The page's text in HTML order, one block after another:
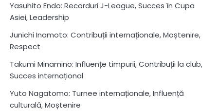
Yasuhito Endo: Recorduri J-League, Succes în Cupa
Asiei, Leadership
Junichi Inamoto: Contribuții internaționale, Moștenire,
Respect
Takumi Minamino: Influențe timpurii, Contribuții la club,
Succes internațional
Yuto Nagatomo: Turnee internaționale, Influență
culturală, Moștenire